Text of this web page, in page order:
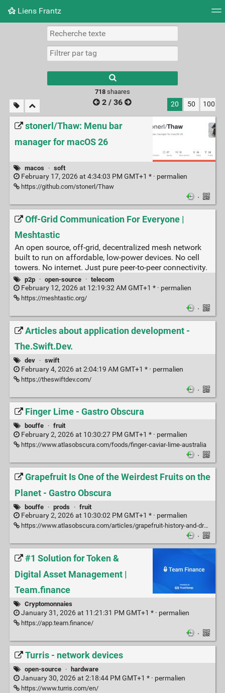
Liens Frantz
Nuage de tags Mur d'images
718shaares
2 / 36 20 50 100
stonerl/Thaw: Menu bar
manager for macOS 26
macos · soft
February 17, 2026 at 4:34:03 PM GMT+1 * · permalien
https://github.com/stonerl/Thaw
·
Off-Grid Communication For Everyone |
Meshtastic
An open source, off-grid, decentralized mesh network
built to run on affordable, low-power devices. No cell
towers. No internet. Just pure peer-to-peer connectivity.
p2p · open-source · telecom
February 12, 2026 at 12:19:32 AM GMT+1 * · permalien
https://meshtastic.org/
·
Articles about application development -
The.Swift.Dev.
dev · swift
February 4, 2026 at 2:04:19 AM GMT+1 * · permalien
https://theswiftdev.com/
·
Finger Lime - Gastro Obscura
bouffe · fruit
February 2, 2026 at 10:30:27 PM GMT+1 * · permalien
https://www.atlasobscura.com/foods/finger-caviar-lime-australia
·
Grapefruit Is One of the Weirdest Fruits on the
Planet - Gastro Obscura
bouffe · prods · fruit
February 2, 2026 at 10:30:02 PM GMT+1 * · permalien
https://www.atlasobscura.com/articles/grapefruit-history-and-drug-interactions
·
#1 Solution for Token &
Digital Asset Management |
Team.finance
Cryptomonnaies
January 31, 2026 at 11:21:31 PM GMT+1 * · permalien
https://app.team.finance/
·
Turris - network devices
open-source · hardware
January 30, 2026 at 2:18:44 PM GMT+1 * · permalien
https://www.turris.com/en/